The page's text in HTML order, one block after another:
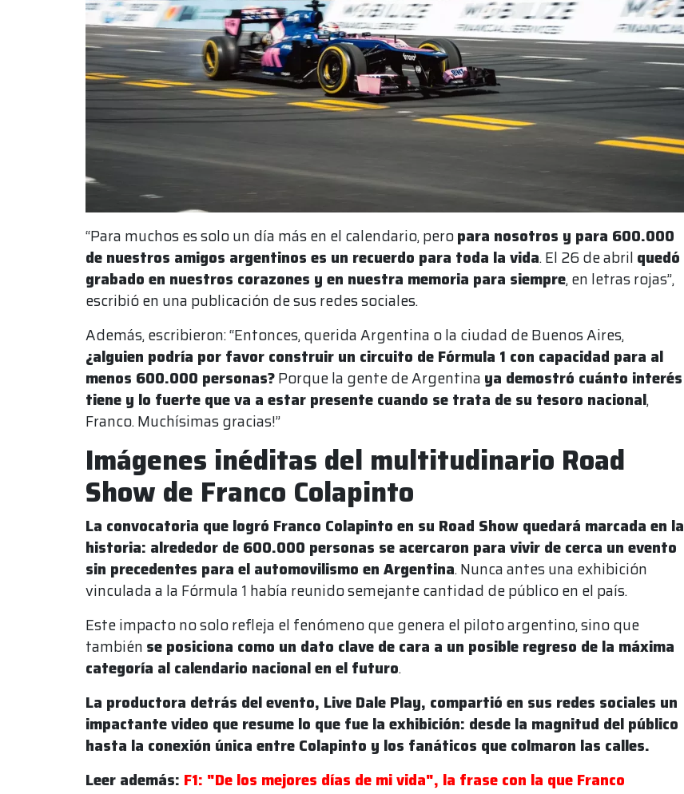
“Para muchos es solo un día más en el calendario, peropara nosotros y para 600.000
de nuestros amigos argentinos es un recuerdo para toda la vida. El 26 de abril quedó
grabado en nuestros corazones y en nuestra memoria para siempre, en letras rojas”,
escribió en una publicación de sus redes sociales.
Además, escribieron: “Entonces, querida Argentina o la ciudad de Buenos Aires,
¿alguien podría por favor construir un circuito de Fórmula 1 con capacidad para al
menos 600.000 personas?Porque la gente de Argentina ya demostró cuánto interés
tiene y lo fuerte que va a estar presente cuando se trata de su tesoro nacional,
Franco. Muchísimas gracias!”
Imágenes inéditas del multitudinario Road
Show de Franco Colapinto
La convocatoria que logró Franco Colapinto en su Road Show quedará marcada en la
historia: alrededor de 600.000 personas se acercaron para vivir de cerca un evento
sin precedentes para el automovilismo en Argentina. Nunca antes una exhibición
vinculada a la Fórmula 1 había reunido semejante cantidad de público en el país.
Este impacto no solo refleja el fenómeno que genera el piloto argentino, sino que
también se posiciona como un dato clave de cara a un posible regreso de la máxima
categoría al calendario nacional en el futuro.
La productora detrás del evento, Live Dale Play, compartió en sus redes sociales un
impactante video que resume lo que fue la exhibición: desde la magnitud del público
hasta la conexión única entre Colapinto y los fanáticos que colmaron las calles.
Leer además: F1: "De los mejores días de mi vida", la frase con la que Franco